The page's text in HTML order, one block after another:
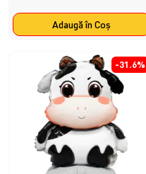
Adaugă în Coş
-31.6%